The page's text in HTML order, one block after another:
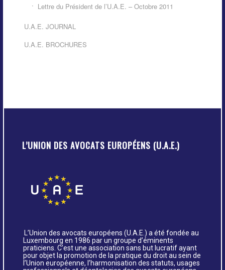
Lettre du Président de l’U.A.E. – Octobre 2011
U.A.E. JOURNAL
U.A.E. BROCHURES
L’UNION DES AVOCATS EUROPÉENS (U.A.E.)
L’Union des avocats européens (U.A.E.) a été fondée au
Luxembourg en 1986 par un groupe d’éminents
praticiens. C’est une association sans but lucratif ayant
pour objet la promotion de la pratique du droit au sein de
l’Union européenne, l’harmonisation des statuts, usages